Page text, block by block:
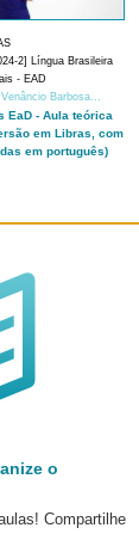
2] Língua Brasileira
- EAD
Barbosa...
EaD - Aula teórica
em Libras, com
em português)
o
Compartilhe